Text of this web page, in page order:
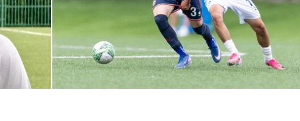
ЮФЛ: Армейцы приняли «Чертаново»